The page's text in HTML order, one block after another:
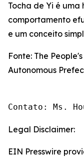
Tocha de Yi é
comportamento
e um conceito
Fonte: The
Autonomous
Contato: Ms.
Legal Disclaimer:
EIN Presswire